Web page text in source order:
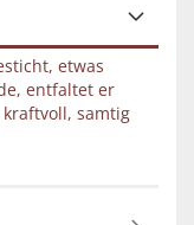
etwas
entfaltet er
samtig